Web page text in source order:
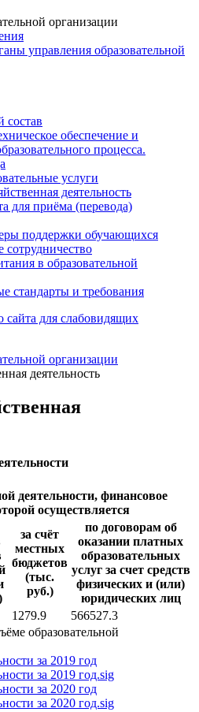
организации
управления образовательной
состав
обеспечение и
процесса.
услуги
деятельность
для приёма (перевода)
поддержки обучающихся
в образовательной
стандарты и требования
сайта для слабовидящих
организации
деятельность
деятельности, финансовое
осуществляется
за счёт
местных
бюджетов
(тыс.
руб.)
по договорам об
оказании платных
образовательных
услуг за счет средств
физических и (или)
юридических лиц
1279.9
566527.3
образовательной
за 2019 год
за 2019 год.sig
за 2020 год
за 2020 год.sig